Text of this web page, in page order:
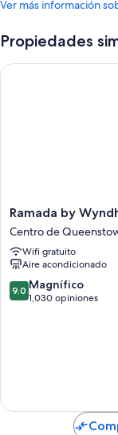
Ver más información
Propiedades
Ramada
by
Wyndham
Queenstown
Central
Centro
de
Ramada by
Centro de
Wifi gratuito
Aire acondicionado
9.0
de
9.0 Magnífico
1,030 opiniones
Ramada by